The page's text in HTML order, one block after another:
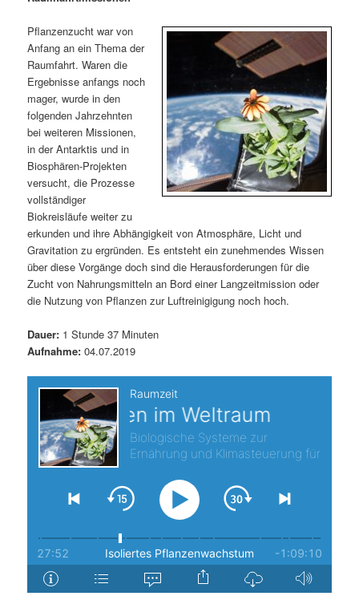
ä
r
e
n
I
n
h
a
t
s
r
g
e
n
d
ä
r
e
n
I
n
a
l
s
i
n
n
v
i
g
a
t
i
o
n
Pflanzenzucht war von
Anfang an ein Thema der
Raumfahrt. Waren die
Ergebnisse anfangs noch
mager, wurde in den
folgenden Jahrzehnten
bei weiteren Missionen,
in der Antarktis und in
Biosphären-Projekten
versucht, die Prozesse
vollständiger
Biokreisläufe weiter zu
erkunden und ihre Abhängigkeit von Atmosphäre, Licht und
Gravitation zu ergründen. Es entsteht ein zunehmendes Wissen
über diese Vorgänge doch sind die Herausforderungen für die
Zucht von Nahrungsmitteln an Bord einer Langzeitmission oder
die Nutzung von Pflanzen zur Luftreinigigung noch hoch.
Dauer: 1 Stunde 37 Minuten
Aufnahme: 04.07.2019